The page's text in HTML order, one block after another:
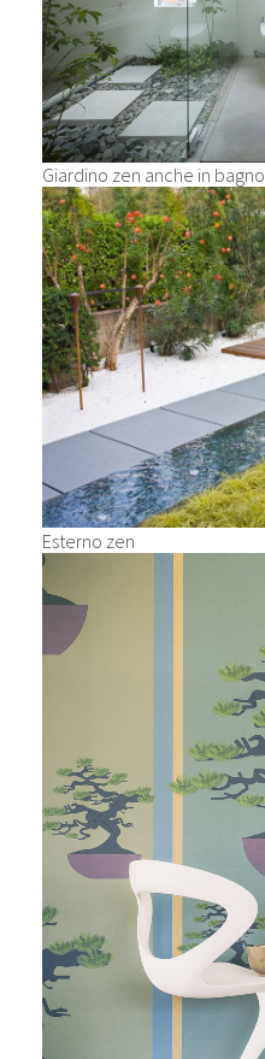
Giardino zen anche in bagno
Esterno zen